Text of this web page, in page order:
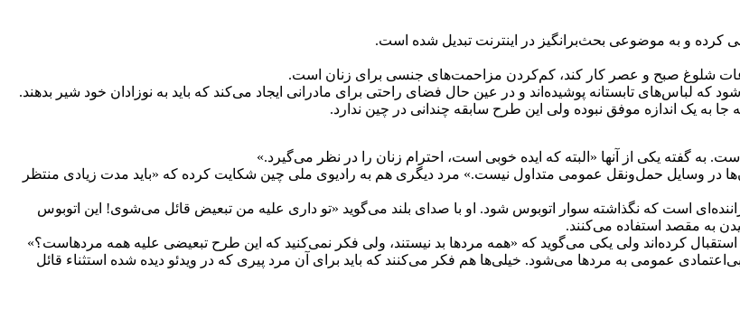
کرده و به موضوعی بحث‌برانگیز در اینترنت تبدیل شده است.
شلوغ صبح و عصر کار کند، کم‌کردن مزاحمت‌های جنسی برای زنان است.
لباس‌های تابستانه پوشیده‌اند و در عین حال فضای راحتی برای مادرانی ایجاد می‌کند که باید به نوزادان خود شیر بدهند.
به یک اندازه موفق نبوده ولی این طرح سابقه چندانی در چین ندارد.
به گفته یکی از آنها «البته که ایده خوبی است، احترام زنان را در نظر می‌گیرد.»
در وسایل حمل‌ونقل عمومی متداول نیست.» مرد دیگری هم به رادیوی ملی چین شکایت کرده که «باید مدت زیادی منتظر
است که نگذاشته سوار اتوبوس شود. او با صدای بلند می‌گوید «تو داری علیه من تبعیض قائل می‌شوی! این اتوبوس
به مقصد استفاده می‌کنند.
کرده‌اند ولی یکی می‌گوید که «همه مردها بد نیستند، ولی فکر نمی‌کنید که این طرح تبعیضی علیه همه مردهاست؟»
عمومی به مردها می‌شود. خیلی‌ها هم فکر می‌کنند که باید برای آن مرد پیری که در ویدئو دیده شده استثناء قائل